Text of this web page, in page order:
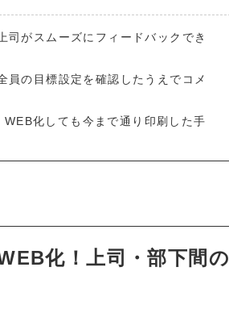
司がスムーズにフィードバックでき
員の目標設定を確認したうえでコメ
化しても今まで通り印刷した手
化！上司・部下間の